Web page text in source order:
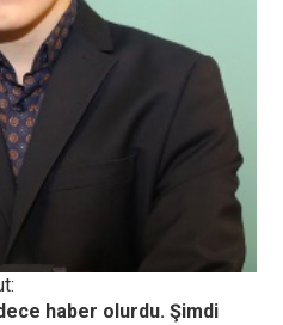
haber olurdu. Şimdi